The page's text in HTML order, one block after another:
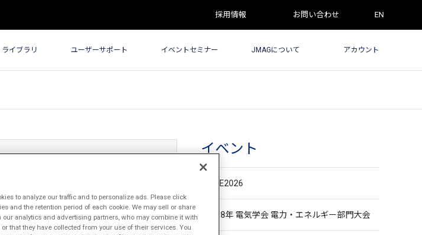
採用情報 お問い合わせ EN
ライブラリ ユーザーサポート イベントセミナー JMAGについて アカウント
イベント
ECCE2026
令和8年 電気学会 電力・エネルギー部門大会
to analyze our traffic and to personalize ads. Please click
and the retention period of each cookie. We may sell or share
analytics and advertising partners, who may combine it with
that they have collected from your use of their services. You